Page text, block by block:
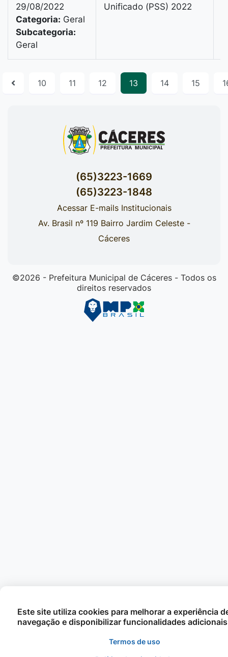
29/08/2022
Categoria: Geral
Subcategoria:
Geral
Unificado (PSS) 2022
10 11 12 13 14 15
(65)3223-1669
(65)3223-1848
Acessar E-mails Institucionais
Av. Brasil nº 119 Bairro Jardim Celeste -
Cáceres
©2026 - Prefeitura Municipal de Cáceres - Todos os
direitos reservados
Este site utiliza cookies para melhorar a experiência
navegação e disponibilizar funcionalidades adicionais
Termos de uso